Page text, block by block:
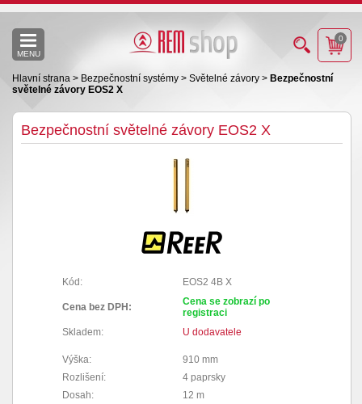
MENU
0
Hlavní strana > Bezpečnostní systémy > Světelné závory > Bezpečnostní
světelné závory EOS2 X
Bezpečnostní světelné závory EOS2 X
Kód: EOS2 4B X
Cena bez DPH:
Cena se zobrazí po
registraci
Skladem:
U dodavatele
Výška:
910 mm
Rozlišení:
4 paprsky
Dosah:
12 m